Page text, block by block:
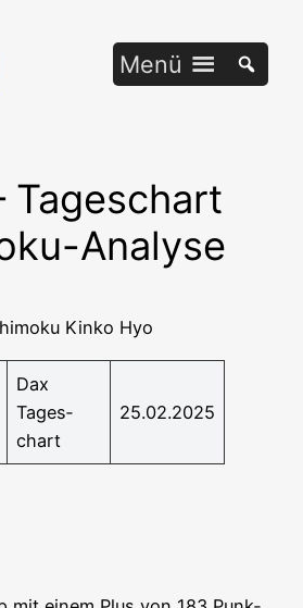
Menü
Tageschart
Analyse
Dax
Tages­
chart
25.02.2025